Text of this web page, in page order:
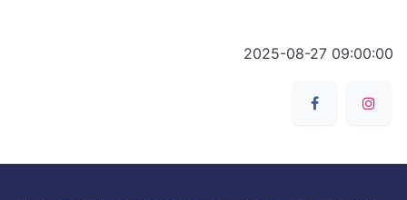
2025-08-27 09:00:00